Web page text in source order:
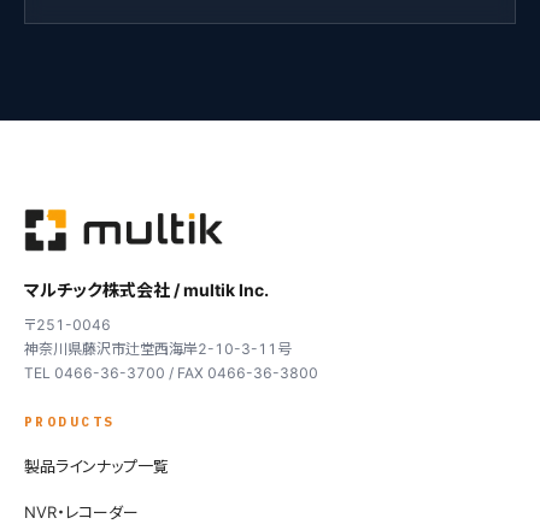
マルチック株式会社 / multik Inc.
〒251-0046
神奈川県藤沢市辻堂西海岸2-10-3-11号
TEL 0466-36-3700 / FAX 0466-36-3800
PRODUCTS
製品ラインナップ一覧
NVR・レコーダー